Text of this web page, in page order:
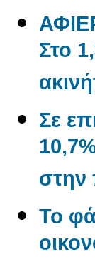
Στο
Σε
Το